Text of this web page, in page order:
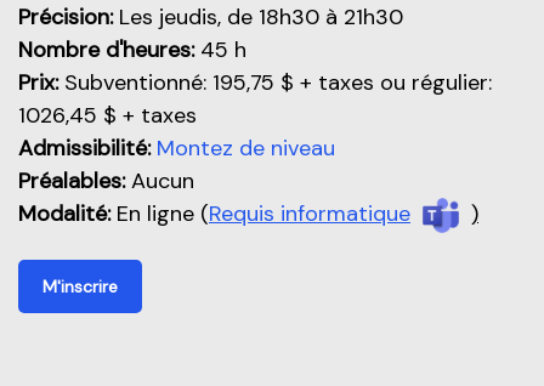
Précision:Les jeudis, de 18h30 à 21h30
Nombre d'heures:45 h
Prix: Subventionné: 195,75 $ + taxes ou régulier:
1026,45 $ + taxes
Admissibilité: Montez de niveau
Préalables:Aucun
Modalité:En ligne (Requis informatique )
M'inscrire